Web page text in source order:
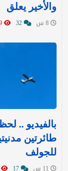
والأخير يعلق
بالفيديو ..
طائرتين
للجولف